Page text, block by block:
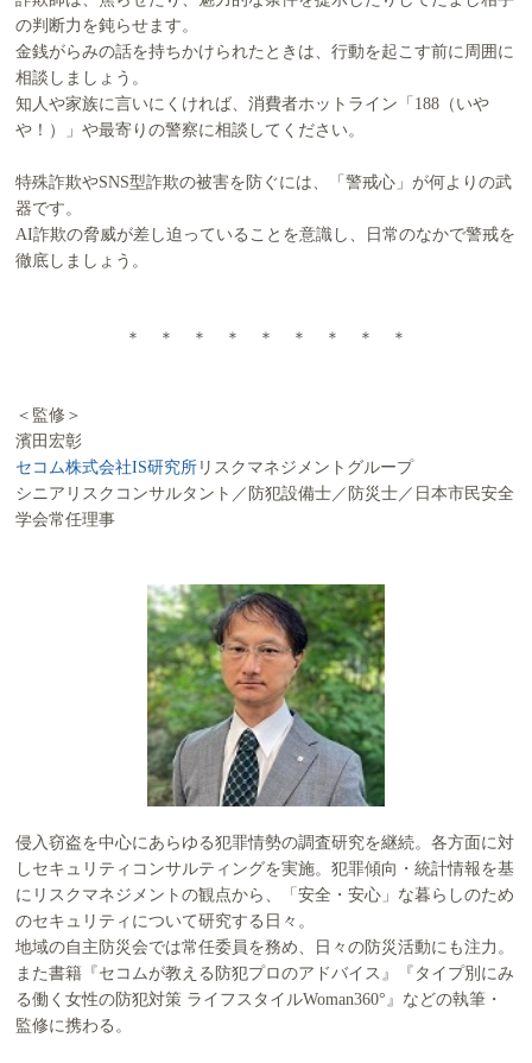
の判断力を鈍らせます。
金銭がらみの話を持ちかけられたときは、行動を起こす前に周囲に
相談しましょう。
知人や家族に言いにくければ、消費者ホットライン「188（いや
や！）」や最寄りの警察に相談してください。
特殊詐欺やSNS型詐欺の被害を防ぐには、「警戒心」が何よりの武
器です。
AI詐欺の脅威が差し迫っていることを意識し、日常のなかで警戒を
徹底しましょう。
＊ ＊ ＊ ＊ ＊ ＊ ＊ ＊ ＊
＜監修＞
濱田宏彰
セコム株式会社IS研究所 リスクマネジメントグループ
シニアリスクコンサルタント／防犯設備士／防災士／日本市民安全
学会常任理事
侵入窃盗を中心にあらゆる犯罪情勢の調査研究を継続。各方面に対
しセキュリティコンサルティングを実施。犯罪傾向・統計情報を基
にリスクマネジメントの観点から、「安全・安心」な暮らしのため
のセキュリティについて研究する日々。
地域の自主防災会では常任委員を務め、日々の防災活動にも注力。
また書籍『セコムが教える防犯プロのアドバイス』『タイプ別にみ
る働く女性の防犯対策 ライフスタイルWoman360°』などの執筆・
監修に携わる。